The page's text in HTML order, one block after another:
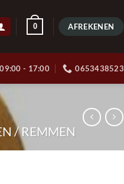
0 AFREKENEN
09:00 - 17:00 0653438523
/ REMMEN